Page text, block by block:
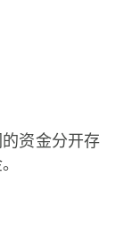
资金分开存